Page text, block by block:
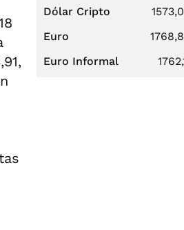
Dólar Cripto
Euro
Euro Informal